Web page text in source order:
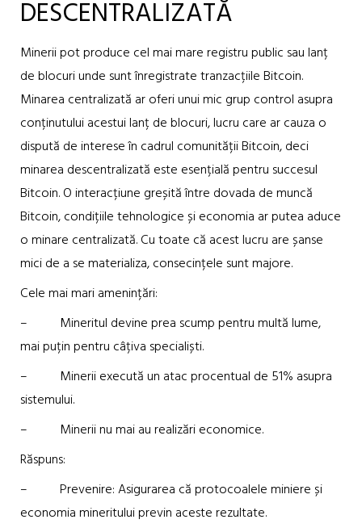
DESCENTRALIZATĂ
Minerii pot produce cel mai mare registru public sau lanț
de blocuri unde sunt înregistrate tranzacțiile Bitcoin.
Minarea centralizată ar oferi unui mic grup control asupra
conținutului acestui lanț de blocuri, lucru care ar cauza o
dispută de interese în cadrul comunității Bitcoin, deci
minarea descentralizată este esențială pentru succesul
Bitcoin. O interacțiune greșită între dovada de muncă
Bitcoin, condițiile tehnologice și economia ar putea aduce
o minare centralizată. Cu toate că acest lucru are șanse
mici de a se materializa, consecințele sunt majore.
Cele mai mari amenințări:
– Mineritul devine prea scump pentru multă lume,
mai puțin pentru câțiva specialiști.
– Minerii execută un atac procentual de 51% asupra
sistemului.
– Minerii nu mai au realizări economice.
Răspuns:
– Prevenire: Asigurarea că protocoalele miniere și
economia mineritului previn aceste rezultate.